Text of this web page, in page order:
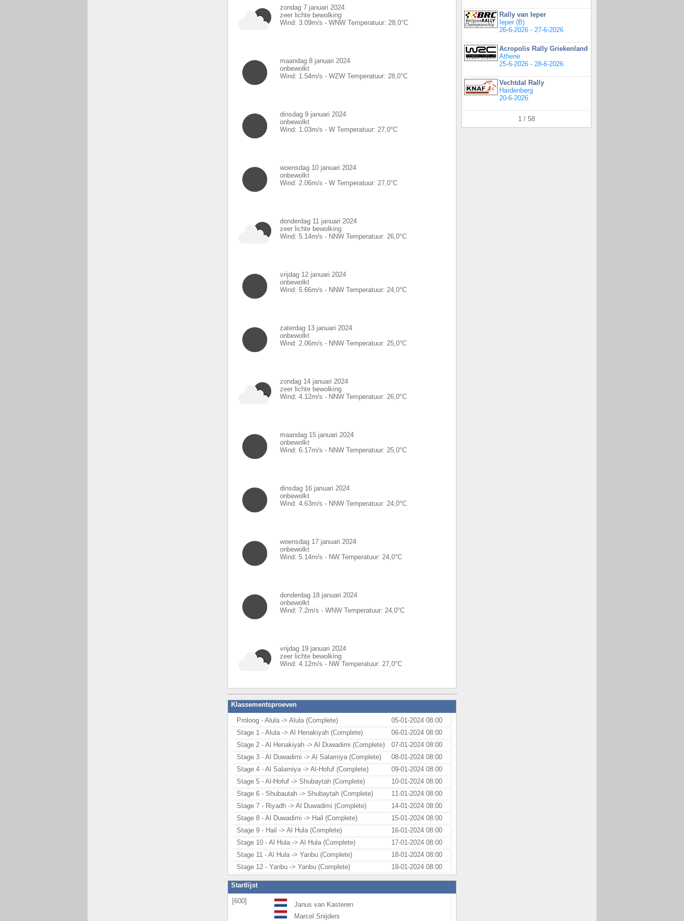
zondag 7 januari 2024
zeer lichte bewolking
Wind: 3.09m/s - WNW Temperatuur: 28,0°C
maandag 8 januari 2024
onbewolkt
Wind: 1.54m/s - WZW Temperatuur: 28,0°C
dinsdag 9 januari 2024
onbewolkt
Wind: 1.03m/s - W Temperatuur: 27,0°C
woensdag 10 januari 2024
onbewolkt
Wind: 2.06m/s - W Temperatuur: 27,0°C
donderdag 11 januari 2024
zeer lichte bewolking
Wind: 5.14m/s - NNW Temperatuur: 26,0°C
vrijdag 12 januari 2024
onbewolkt
Wind: 5.66m/s - NNW Temperatuur: 24,0°C
zaterdag 13 januari 2024
onbewolkt
Wind: 2.06m/s - NNW Temperatuur: 25,0°C
zondag 14 januari 2024
zeer lichte bewolking
Wind: 4.12m/s - NNW Temperatuur: 26,0°C
maandag 15 januari 2024
onbewolkt
Wind: 6.17m/s - NNW Temperatuur: 25,0°C
dinsdag 16 januari 2024
onbewolkt
Wind: 4.63m/s - NNW Temperatuur: 24,0°C
woensdag 17 januari 2024
onbewolkt
Wind: 5.14m/s - NW Temperatuur: 24,0°C
donderdag 18 januari 2024
onbewolkt
Wind: 7.2m/s - WNW Temperatuur: 24,0°C
vrijdag 19 januari 2024
zeer lichte bewolking
Wind: 4.12m/s - NW Temperatuur: 27,0°C
Klassementsproeven
Proloog - Alula -> Alula (Complete)
05-01-2024 08:00
Stage 1 - Alula -> Al Henakiyah (Complete)
06-01-2024 08:00
Stage 2 - Al Henakiyah -> Al Duwadimi (Complete)
07-01-2024 08:00
Stage 3 - Al Duwadimi -> Al Salamiya (Complete)
08-01-2024 08:00
Stage 4 - Al Salamiya -> Al-Hofuf (Complete)
09-01-2024 08:00
Stage 5 - Al-Hofuf -> Shubaytah (Complete)
10-01-2024 08:00
Stage 6 - Shubautah -> Shubaytah (Complete)
11-01-2024 08:00
Stage 7 - Riyadh -> Al Duwadimi (Complete)
14-01-2024 08:00
Stage 8 - Al Duwadimi -> Hail (Complete)
15-01-2024 08:00
Stage 9 - Hail -> Al Hula (Complete)
16-01-2024 08:00
Stage 10 - Al Hula -> Al Hula (Complete)
17-01-2024 08:00
Stage 11 - Al Hula -> Yanbu (Complete)
18-01-2024 08:00
Stage 12 - Yanbu -> Yanbu (Complete)
19-01-2024 08:00
Startlijst
[600]
Janus van Kasteren
Marcel Snijders
Rally van Ieper
Ieper (B)
26-6-2026 - 27-6-2026
Acropolis Rally Griekenland
Athene
25-6-2026 - 28-6-2026
Vechtdal Rally
Hardenberg
20-6-2026
1 / 58